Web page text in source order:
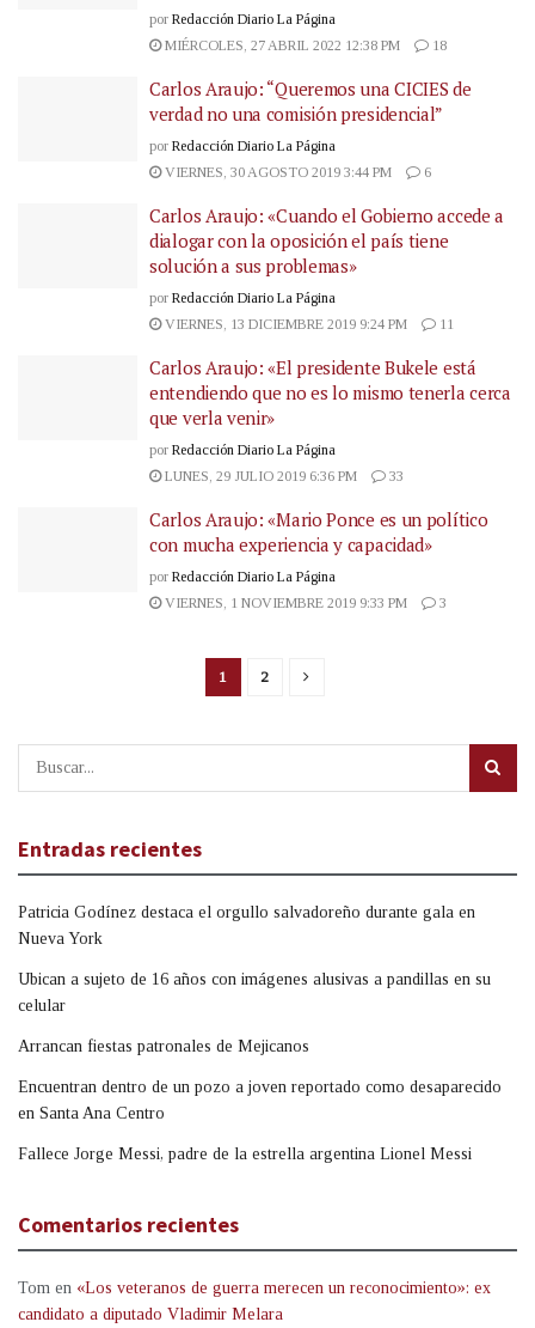
por Redacción Diario La Página
MIÉRCOLES, 27 ABRIL 2022 12:38 PM
18
Carlos Araujo: “Queremos una CICIES de
verdad no una comisión presidencial”
por Redacción Diario La Página
VIERNES, 30 AGOSTO 2019 3:44 PM
6
Carlos Araujo: «Cuando el Gobierno accede a
dialogar con la oposición el país tiene
solución a sus problemas»
por Redacción Diario La Página
VIERNES, 13 DICIEMBRE 2019 9:24 PM
11
Carlos Araujo: «El presidente Bukele está
entendiendo que no es lo mismo tenerla cerca
que verla venir»
por Redacción Diario La Página
LUNES, 29 JULIO 2019 6:36 PM
33
Carlos Araujo: «Mario Ponce es un político
con mucha experiencia y capacidad»
por Redacción Diario La Página
VIERNES, 1 NOVIEMBRE 2019 9:33 PM
3
1 2
Entradas recientes
Patricia Godínez destaca el orgullo salvadoreño durante gala en
Nueva York
Ubican a sujeto de 16 años con imágenes alusivas a pandillas en su
celular
Arrancan fiestas patronales de Mejicanos
Encuentran dentro de un pozo a joven reportado como desaparecido
en Santa Ana Centro
Fallece Jorge Messi, padre de la estrella argentina Lionel Messi
Comentarios recientes
Tom en «Los veteranos de guerra merecen un reconocimiento»: ex
candidato a diputado Vladimir Melara